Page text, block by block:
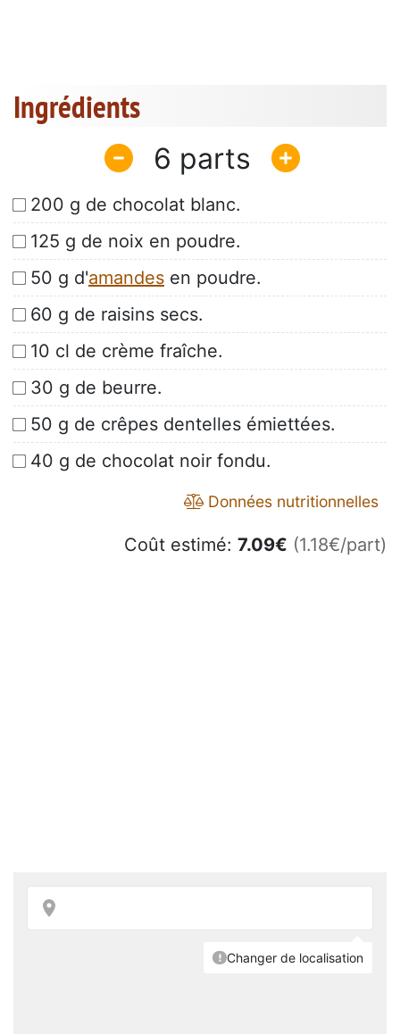
Ingrédients
6
200 g de chocolat blanc.
125 g de noix en poudre.
50 g d'amandes en poudre.
60 g de raisins secs.
10 cl de crème fraîche.
30 g de beurre.
50 g de crêpes dentelles émiettées.
40 g de chocolat noir fondu.
Données nutritionnelles
Coût estimé: 7.09€ (1.18€/part)